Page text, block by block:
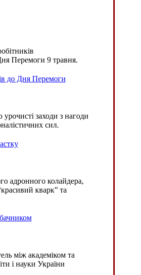
Перемоги 9 травня.
до Дня Перемоги
заходи з нагоди
сил.
адронного колайдера,
кварк” та
між академіком та
і науки України